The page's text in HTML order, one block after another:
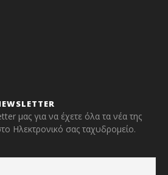
μας για να έχετε όλα τα νέα της
Ηλεκτρονικό σας ταχυδρομείο.